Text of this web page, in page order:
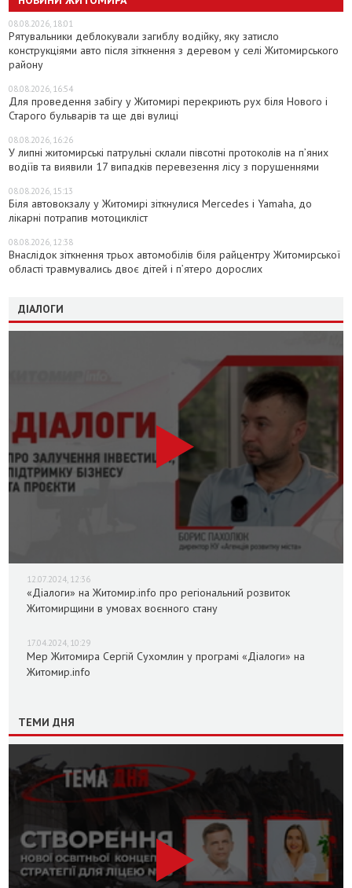
08.08.2026, 18:01
Рятувальники деблокували загиблу водійку, яку затисло
конструкціями авто після зіткнення з деревом у селі Житомирського
району
08.08.2026, 16:54
Для проведення забігу у Житомирі перекриють рух біля Нового і
Старого бульварів та ще дві вулиці
08.08.2026, 16:26
У липні житомирські патрульні склали півсотні протоколів на пʼяних
водіїв та виявили 17 випадків перевезення лісу з порушеннями
08.08.2026, 15:13
Біля автовокзалу у Житомирі зіткнулися Mercedes і Yamaha, до
лікарні потрапив мотоцикліст
08.08.2026, 12:38
Внаслідок зіткнення трьох автомобілів біля райцентру Житомирської
області травмувались двоє дітей і пʼятеро дорослих
ДІАЛОГИ
12.07.2024, 12:36
«Діалоги» на Житомир.info про регіональний розвиток
Житомирщини в умовах воєнного стану
17.04.2024, 10:29
Мер Житомира Сергій Сухомлин у програмі «Діалоги» на
Житомир.info
ТЕМИ ДНЯ